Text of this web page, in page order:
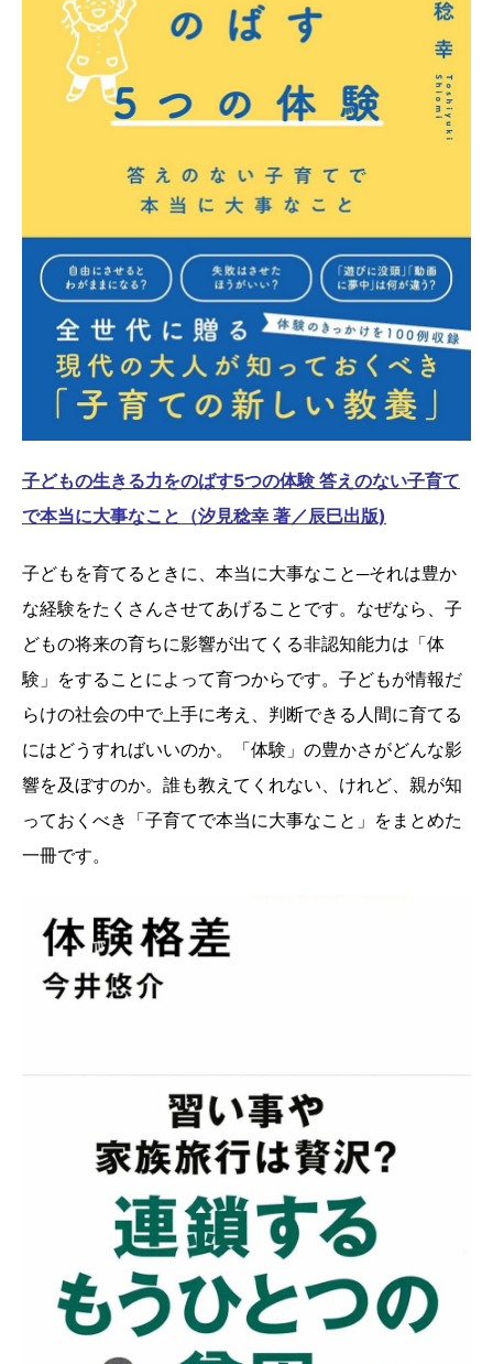
子どもの生きる力をのばす5つの体験 答えのない子育て
で本当に大事なこと（汐見稔幸 著／辰巳出版)
子どもを育てるときに、本当に大事なこと─それは豊か
な経験をたくさんさせてあげることです。なぜなら、子
どもの将来の育ちに影響が出てくる非認知能力は「体
験」をすることによって育つからです。子どもが情報だ
らけの社会の中で上手に考え、判断できる人間に育てる
にはどうすればいいのか。「体験」の豊かさがどんな影
響を及ぼすのか。誰も教えてくれない、けれど、親が知
っておくべき「子育てで本当に大事なこと」をまとめた
一冊です。